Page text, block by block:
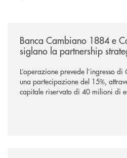
Banca Cambiano 1884 e
siglano la partnership
L’operazione prevede l’ingresso di
una partecipazione del 15%,
capitale riservato di 40 milioni di
comuni e sulla prossimità ai